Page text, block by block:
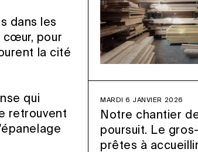
dans les
cœur, pour
la cité
qui
retrouvent
MARDI 6 JANVIER 2026
Notre chantier
poursuit. Le
prêtes à